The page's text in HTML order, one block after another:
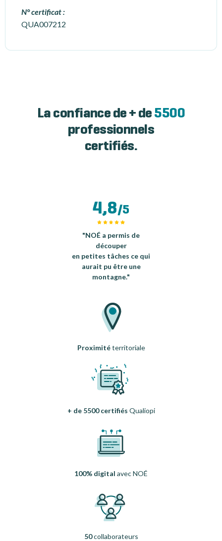
N° certificat :
QUA007212
La confiance de + de 5500
professionnels
certifiés.
+ de 5500 certifiés Qualiopi
100% digital avec NOÉ
4,8/5
"NOÉ a permis de
découper
en petites tâches ce qui
aurait pu être une
montagne."
50collaborateurs
Proximitéterritoriale